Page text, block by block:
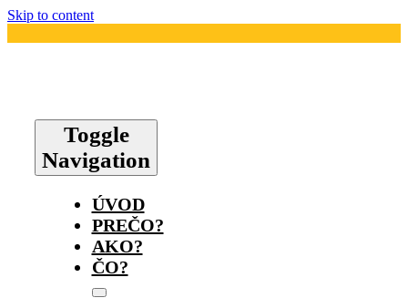
Skip to content
Toggle
Navigation
ÚVOD
PREČO?
AKO?
ČO?